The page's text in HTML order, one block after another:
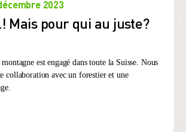
2023
Mais pour qui au juste?
est engagé dans toute la Suisse. Nous
collaboration avec un forestier et une